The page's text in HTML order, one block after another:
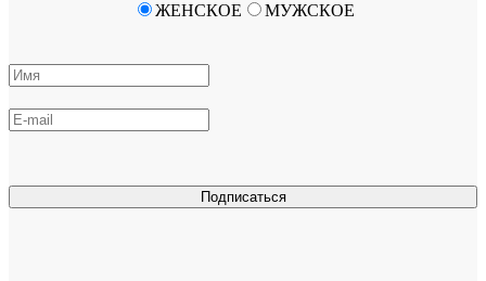
Подписаться
ЖЕНСКОЕ МУЖСКОЕ